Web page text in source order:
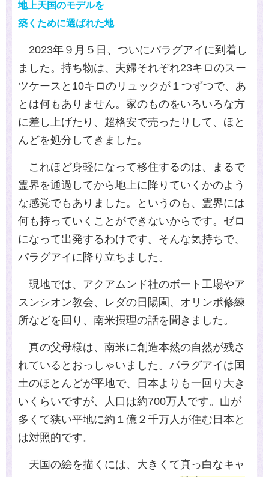
地上天国のモデルを
築くために選ばれた地
2023年９月５日、ついにパラグアイに到着し
ました。持ち物は、夫婦それぞれ23キロのスー
ツケースと 10キロのリュックが１つずつで、あ
とは何もありません。家のものをいろいろな方
に差し上げたり、超格安で売ったりして、ほと
んどを処分してきました。
これほど身軽になって移住するのは、まるで
霊界を通過してから地上に降りていくかのよう
な感覚でもありました。というのも、霊界には
何も持っていくことができないからです。ゼロ
になって出発するわけです。そんな気持ちで、
パラグアイに降り立ちました。
現地では、アクアムンド社のボート工場やア
スンシオン教会、レダの日陽園、オリンポ修練
所などを回り、南米摂理の話を聞きました。
真の父母様は、南米に創造本然の自然が残さ
れているとおっしゃいました。パラグアイは国
土のほとんどが平地で、日本よりも一回り大き
いくらいですが、人口は約700万人です。山が
多くて狭い平地に約１億２千万人が住む日本と
は対照的です。
天国の絵を描くには、大きくて真っ白なキャ